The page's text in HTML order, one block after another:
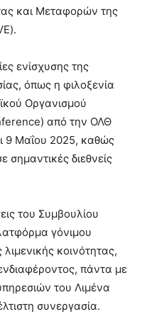
και Μεταφορών της
ενίσχυσης της
όπως η φιλοξενία
Οργανισμού
από την ΟΛΘ
9 Μαΐου 2025, καθώς
σημαντικές διεθνείς
του Συμβουλίου
γόνιμου
κοινότητας,
πάντα με
του Λιμένα
συνεργασία.